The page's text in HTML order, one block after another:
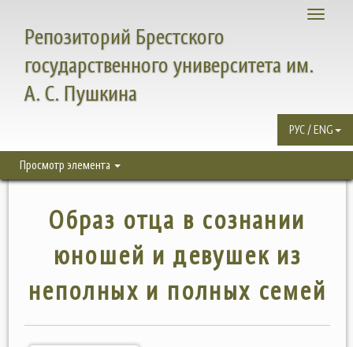
Toggle
Репозиторий Брестского
государственного университета им.
А. С. Пушкина
РУС / ENG
Просмотр элемента
Образ отца в сознании
юношей и девушек из
неполных и полных семей